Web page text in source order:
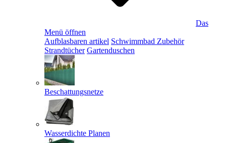
Das
Menü öffnen
Aufblasbaren artikel Schwimmbad Zubehör
Strandtücher Gartenduschen
Beschattungsnetze
Wasserdichte Planen